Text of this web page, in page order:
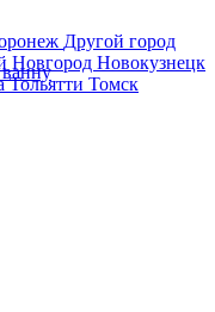
Другой город
Новгород Новокузнецк
Тольятти Томск